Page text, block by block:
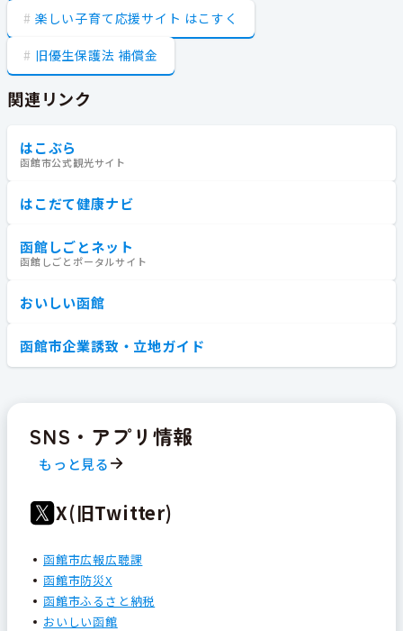
楽しい子育て応援サイト はこすく
旧優生保護法 補償金
関連リンク
はこぶら
函館市公式観光サイト
はこだて健康ナビ
函館しごとネット
函館しごとポータルサイト
おいしい函館
函館市企業誘致・立地ガイド
SNS・アプリ情報
もっと見る
X(旧Twitter)
函館市広報広聴課
函館市防災X
函館市ふるさと納税
おいしい函館